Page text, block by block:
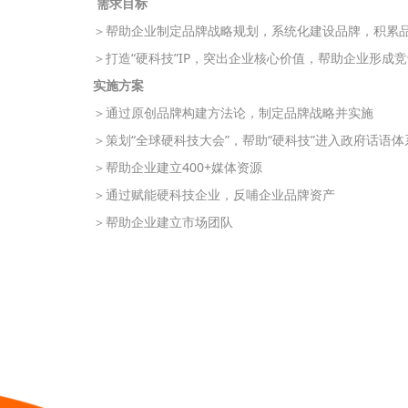
＞帮助企业制定品牌战略规划，系统化建设品牌，积累
＞打造“硬科技”IP，突出企业核心价值，帮助企业形成
实施方案
＞通过原创品牌构建方法论，制定品牌战略并实施
＞策划“全球硬科技大会”，帮助“硬科技”进入政府话语体
＞帮助企业建立400+媒体资源
＞通过赋能硬科技企业，反哺企业品牌资产
＞帮助企业建立市场团队